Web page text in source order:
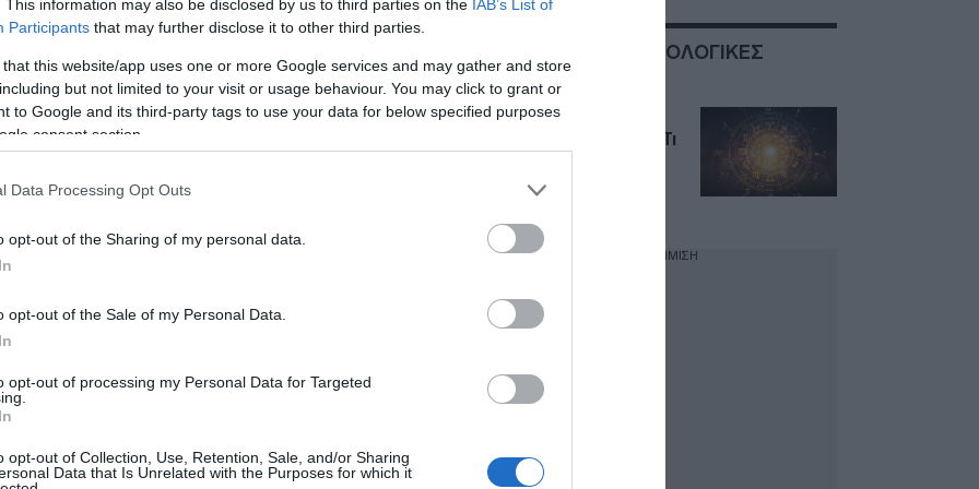
This information may also be disclosed by us to third parties on the IAB’s List of
Participants that may further disclose it to other third parties.
that this website/app uses one or more Google services and may gather and store
but not limited to your visit or usage behaviour. You may click to grant or
to Google and its third-party tags to use your data for below specified purposes
consent section.
Data Processing Opt Outs
opt-out of the Sharing of my personal data.
opt-out of the Sale of my Personal Data.
opt-out of processing my Personal Data for Targeted
opt-out of Collection, Use, Retention, Sale, and/or Sharing
Data that Is Unrelated with the Purposes for which it
πιέσεις στον
σε σχέδια και οι παρεξηγήσεις
Η ανάγκη τους για
έξοδαή ανατροπές σε
τους να αναθεωρήσουν τον
ΣΧΕΤΙΚΑ ΜΕ:ΑΣΤΡΟΛΟΓΙΚΕΣ
ΠΡΟΒΛΕΨΕΙΣ
Ζώδια σήμερα,
Κυριακή 19 Ιουλίου: Τι
είναι να αποφύγει
ΔΙΑΦΗΜΙΣΗ